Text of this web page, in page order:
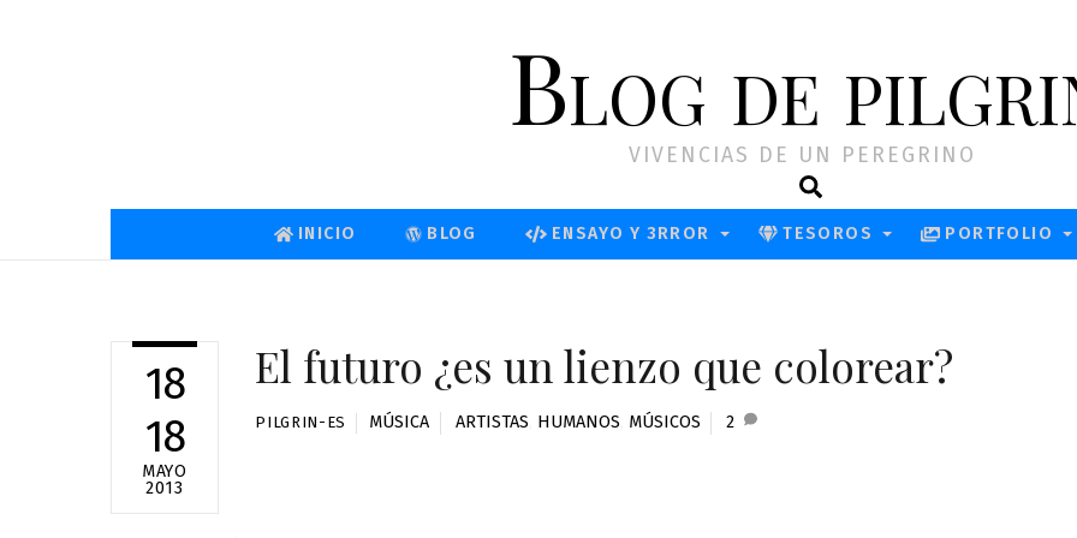
Blog de
VIVENCIAS DE UN PEREGRINO
INICIO BLOG ENSAYO Y 3RROR TESOROS PORTFOLIO
18
18
MAYO
2013
El futuro ¿es un lienzo que colorear?
PILGRIN-ES MÚSICA ARTISTAS HUMANOS MÚSICOS 2